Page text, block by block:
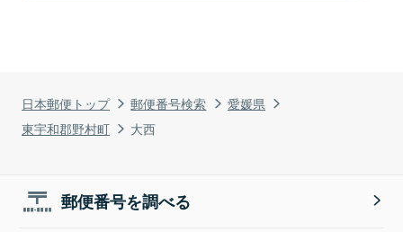
日本郵便トップ 郵便番号検索
愛媛県
東宇和郡野村町
大西
郵便番号を調べる